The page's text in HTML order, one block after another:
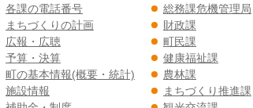
各課の電話番号
まちづくりの計画
広報・広聴
予算・決算
町の基本情報(概要・統計)
施設情報
総務課危機管理局
財政課
町民課
健康福祉課
農林課
まちづくり推進課